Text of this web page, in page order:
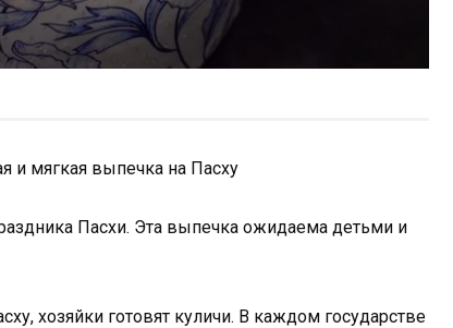
и мягкая выпечка на Пасху
Пасхи. Эта выпечка ожидаема детьми и
хозяйки готовят куличи. В каждом государстве